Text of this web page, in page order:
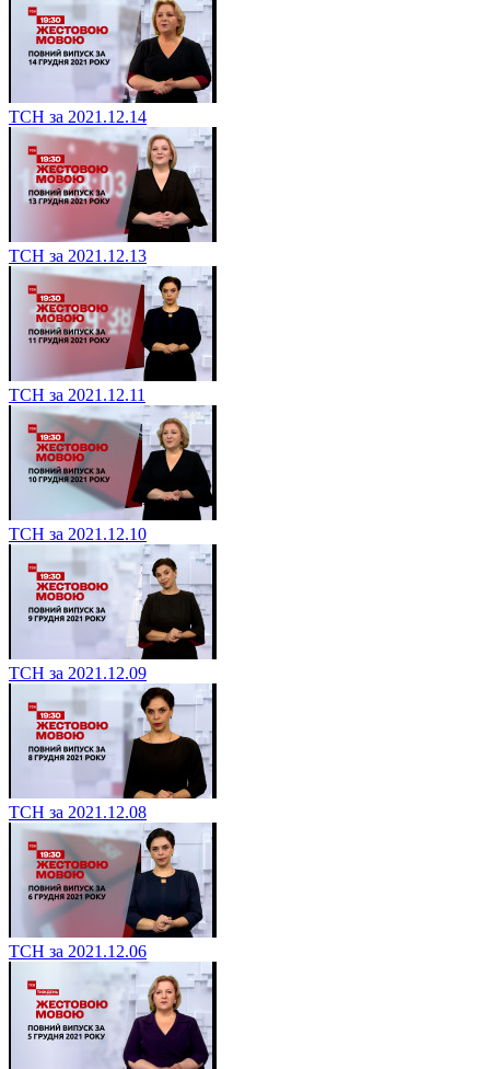
ТСН за 2021.12.14
ТСН за 2021.12.13
ТСН за 2021.12.11
ТСН за 2021.12.10
ТСН за 2021.12.09
ТСН за 2021.12.08
ТСН за 2021.12.06